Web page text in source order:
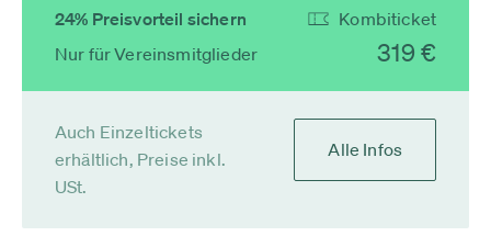
24% Preisvorteil sichern
Nur für Vereinsmitglieder
Kombiticket
319 €
Auch Einzeltickets
erhältlich, Preise inkl.
USt.
Alle Infos